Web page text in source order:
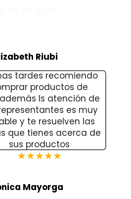
Riubi
tardes recomiendo
productos de
ls atención de
es muy
y te resuelven las
que tienes acerca de
sus productos
★★★★★
Mayorga